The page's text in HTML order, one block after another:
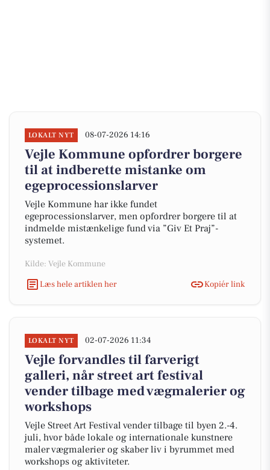
LOKALT NYT 08-07-2026 14:16
Vejle Kommune opfordrer borgere
til at indberette mistanke om
egeprocessionslarver
Vejle Kommune har ikke fundet
egeprocessionslarver, men opfordrer borgere til at
indmelde mistænkelige fund via ”Giv Et Praj”-
systemet.
Kilde: Vejle Kommune
Læs hele artiklen her
Kopiér link
LOKALT NYT 02-07-2026 11:34
Vejle forvandles til farverigt
galleri, når street art festival
vender tilbage med vægmalerier og
workshops
Vejle Street Art Festival vender tilbage til byen 2.-4.
juli, hvor både lokale og internationale kunstnere
maler vægmalerier og skaber liv i byrummet med
workshops og aktiviteter.